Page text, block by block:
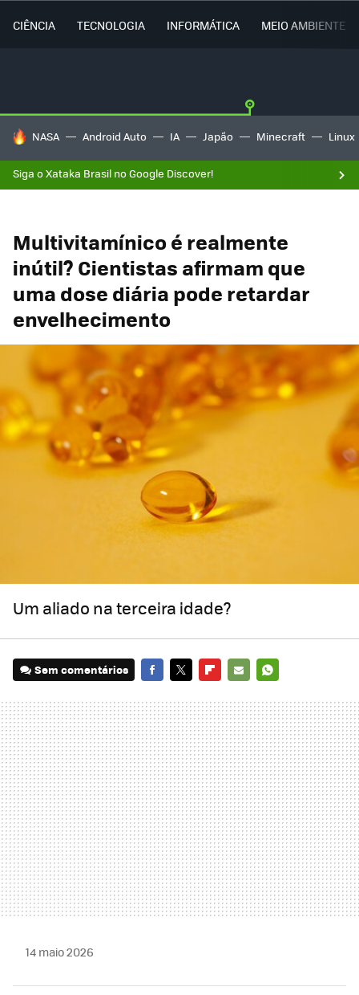
CIÊNCIA TECNOLOGIA INFORMÁTICA MEIO AMBIENTE
TENDÊNCIAS DO DIA
NASA Android Auto IA Japão Minecraft Linux
Siga o Xataka Brasil no Google Discover!
Multivitamínico é realmente
inútil? Cientistas afirmam que
uma dose diária pode retardar
envelhecimento
Um aliado na terceira idade?
Sem comentários
MAIL
14 maio 2026